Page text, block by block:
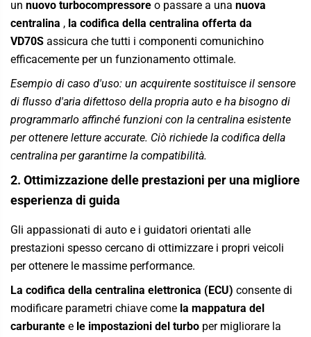
un nuovo turbocompressore o passare a una nuova
centralina , la codifica della centralina offerta da
VD70S assicura che tutti i componenti comunichino
efficacemente per un funzionamento ottimale.
Esempio di caso d'uso: un acquirente sostituisce il sensore
di flusso d'aria difettoso della propria auto e ha bisogno di
programmarlo affinché funzioni con la centralina esistente
per ottenere letture accurate. Ciò richiede la codifica della
centralina per garantirne la compatibilità.
2. Ottimizzazione delle prestazioni per una migliore
esperienza di guida
Gli appassionati di auto e i guidatori orientati alle
prestazioni spesso cercano di ottimizzare i propri veicoli
per ottenere le massime performance.
La codifica della centralina elettronica (ECU) consente di
modificare parametri chiave come la mappatura del
carburante e le impostazioni del turbo per migliorare la